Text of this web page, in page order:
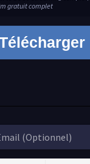
gratuit complet